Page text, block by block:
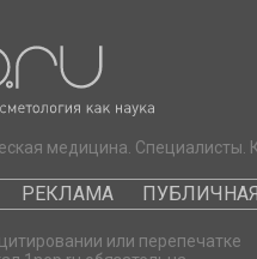
медицина. Специалисты.
РЕКЛАМА
или перепечатке